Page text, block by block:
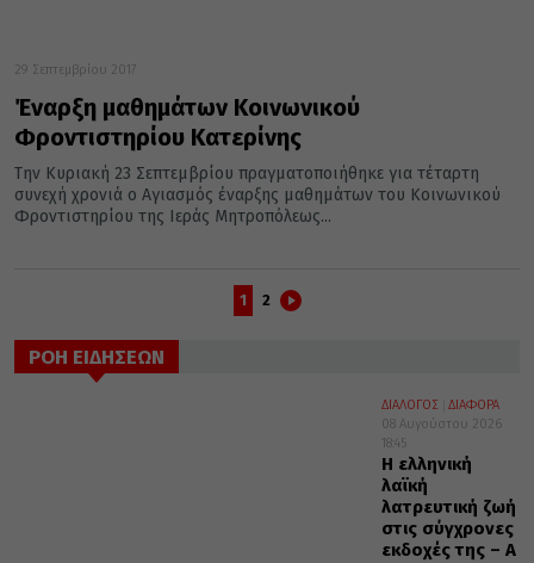
29 Σεπτεμβρίου 2017
Έναρξη μαθημάτων Κοινωνικού
Φροντιστηρίου Κατερίνης
Την Κυριακή 23 Σεπτεμβρίου πραγματοποιήθηκε για τέταρτη
συνεχή χρονιά ο Αγιασμός έναρξης μαθημάτων του Κοινωνικού
Φροντιστηρίου της Ιεράς Μητροπόλεως...
1 2
ΡΟΗ ΕΙΔΗΣΕΩΝ
ΔΙΑΛΟΓΟΣ
ΔΙΑΦΟΡΑ
08 Αυγούστου 2026
18:45
Η ελληνική
λαϊκή
λατρευτική ζωή
στις σύγχρονες
εκδοχές της – Α΄